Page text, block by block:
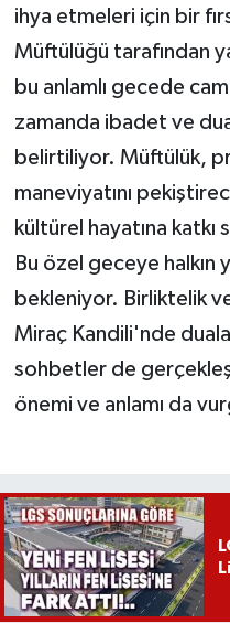
ihya etmeleri için bir
Müftülüğü tarafından
bu anlamlı gecede
zamanda ibadet ve
belirtiliyor. Müftülük,
maneviyatını
kültürel hayatına katkı
Bu özel geceye
bekleniyor. Birliktelik
Miraç Kandili'nde
sohbetler de
önemi ve anlamı da